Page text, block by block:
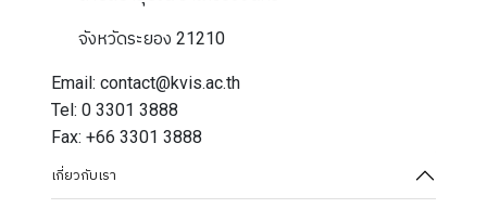
จังหวัดระยอง 21210
Email: contact@kvis.ac.th
Tel: 0 3301 3888
Fax: +66 3301 3888
เกี่ยวกับเรา